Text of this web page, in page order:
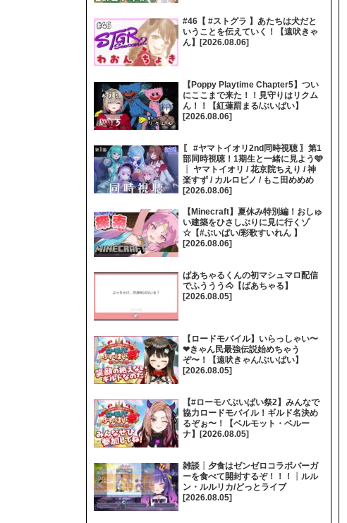
#46【 #ストグラ 】あたちは犬だと
いうことを伝えていく！【遠吠きゃ
ん】[2026.08.06]
【Poppy Playtime Chapter5】つい
にここまで来た！！見守りはリクム
ん！！【紅蓮罰まる/ぶいぱい】
[2026.08.06]
〖 #ヤマトイオリ2nd同時視聴 〗第1
部同時視聴！1期生と一緒に見よう🩵
┊ ヤマトイオリ / 花京院ちえり / 神
楽すず / カルロピノ / もこ田めめめ
[2026.08.06]
【Minecraft】夏休み特別編！おしゅ
い建築をひさしぶりに見に行くゾ
☆【#ぶいぱい/彩歌すいれん 】
[2026.08.06]
ばあちゃるくんの初マシュマロ配信
でふううう🐴【ばあちゃる】
[2026.08.05]
【ロードモバイル】いらっしゃい〜
❤きゃん民最強伝説始めちゃう
ぞ〜！【遠吠きゃん/ぶいぱい】
[2026.08.05]
【#ローモバぶいぱい祭2】みんなで
協力ロードモバイル！ギルド名決め
るぞぉ〜！【ベルモット・ベルー
ナ】[2026.08.05]
雑談┊夕食はゼンゼロコラボバーガ
ーを食べて開封するぞ！！！┊ルル
ン・ルルリカ/どっとライブ
[2026.08.05]